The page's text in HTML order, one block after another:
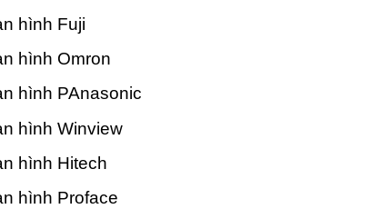
hình Fuji
hình Omron
hình PAnasonic
hình Winview
hình Hitech
hình Proface